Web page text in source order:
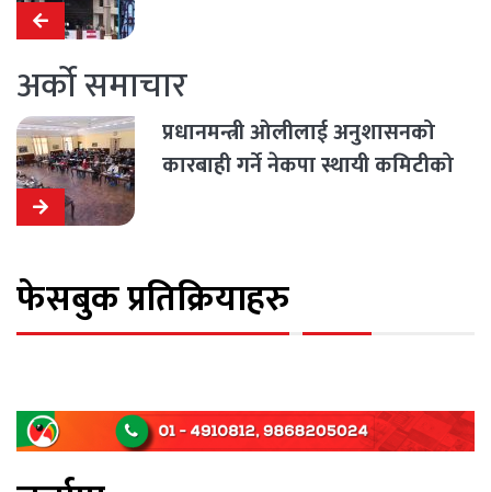
अर्को समाचार
प्रधानमन्त्री ओलीलाई अनुशासनको
कारबाही गर्ने नेकपा स्थायी कमिटीको
फेसबुक प्रतिक्रियाहरु